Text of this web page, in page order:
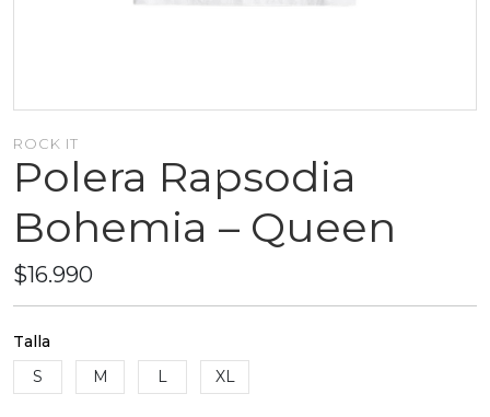
ROCK IT
Polera Rapsodia
Bohemia – Queen
$16.990
Talla
S
M L XL